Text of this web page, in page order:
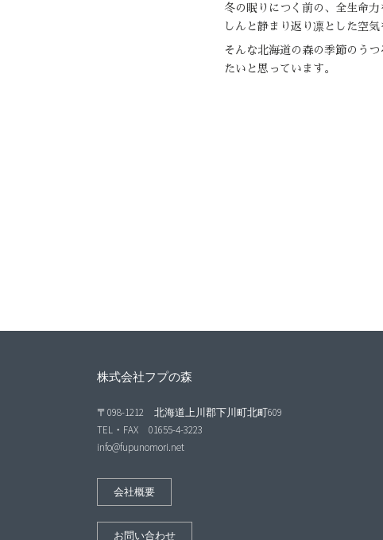
冬の眠りにつく前の、全生命力
しんと静まり返り凛とした空
そんな北海道の森の季節のう
たいと思っています。
株式会社フプの森
〒098-1212 北海道上川郡下川町北町609
TEL・FAX 01655-4-3223
info@fupunomori.net
会社概要
お問い合わせ